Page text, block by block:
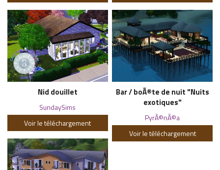
Nid douillet
SundaySims
Voir le téléchargement
Bar / boÃ®te de nuit "Nuits
exotiques"
PyrÃ©nÃ©a
Voir le téléchargement